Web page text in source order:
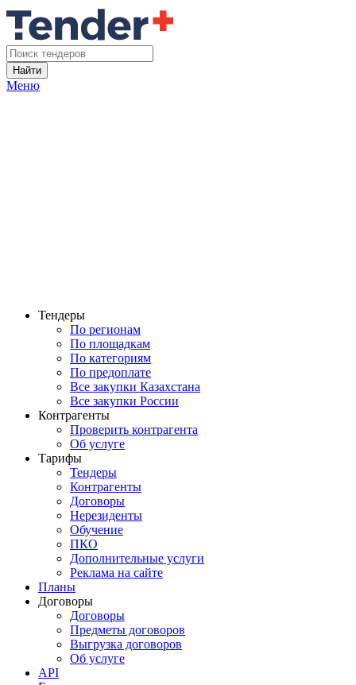
Найти
Меню
Тендеры
По регионам
По площадкам
По категориям
По предоплате
Все закупки Казахстана
Все закупки России
Контрагенты
Проверить контрагента
Об услуге
Тарифы
Тендеры
Контрагенты
Договоры
Нерезиденты
Обучение
ПКО
Дополнительные услуги
Реклама на сайте
Планы
Договоры
Договоры
Предметы договоров
Выгрузка договоров
Об услуге
API